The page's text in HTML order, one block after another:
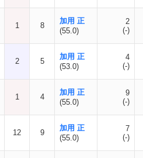
1 8
加用 正
(55.0)
2
(-)
2 5
加用 正
(53.0)
4
(-)
1 4
加用 正
(55.0)
9
(-)
12 9
加用 正
(55.0)
7
(-)